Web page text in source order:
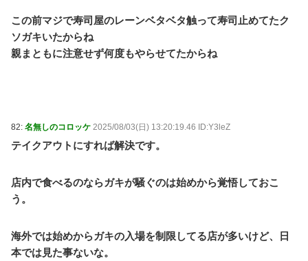
この前マジで寿司屋のレーンベタベタ触って寿司止めてたク
ソガキいたからね
親まともに注意せず何度もやらせてたからね
82: 名無しのコロッケ 2025/08/03(日) 13:20:19.46 ID:Y3leZ
テイクアウトにすれば解決です。
店内で食べるのならガキが騒ぐのは始めから覚悟しておこ
う。
海外では始めからガキの入場を制限してる店が多いけど、日
本では見た事ないな。